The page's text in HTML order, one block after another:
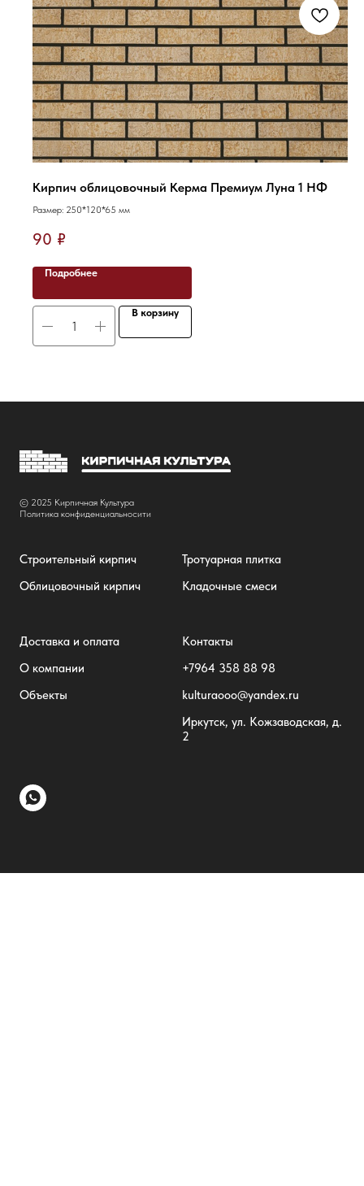
Кирпич облицовочный Керма Премиум Луна 1 НФ
Размер: 250*120*65 мм
90 ₽
Подробнее
В корзину
© 2025 Кирпичная Культура
Политика конфиденциальносити
Строительный кирпич
Облицовочный кирпич
Тротуарная плитка
Кладочные смеси
Доставка и оплата
О компании
Объекты
Контакты
+7964 358 88 98
kulturaooo@yandex.ru
Иркутск, ул. Кожзаводская, д.
2